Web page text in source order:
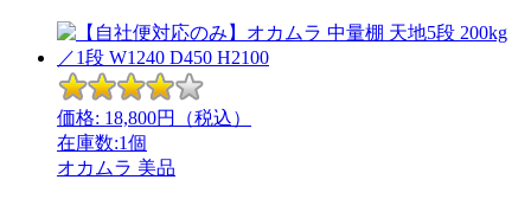
価格: 18,800円（税込）
在庫数:1個
オカムラ 美品